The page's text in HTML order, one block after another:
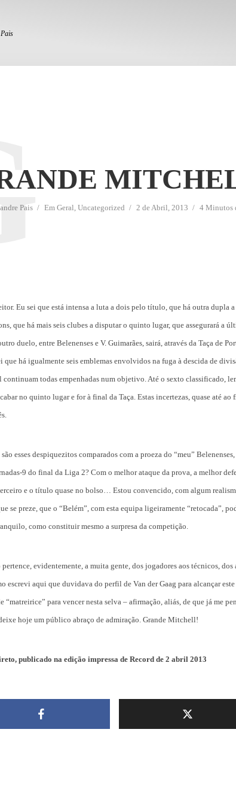
Pais Em Geral, Uncategorized 2 de Abril, 2013 4 Minutos
Eu sei que está intensa a luta a dois pelo título, que há outra dupla
que há mais seis clubes a disputar o quinto lugar, que assegurará a
duelo, entre Belenenses e V. Guimarães, sairá, através da Taça de
que há igualmente seis emblemas envolvidos na fuga à descida de
todas empenhadas num objetivo. Até o sexto classificado,
no quinto lugar e for à final da Taça. Estas incertezas, quase até
esses despiquezitos comparados com a proeza do “meu”
9 do final da Liga 2? Com o melhor ataque da prova, a melhor
e o título quase no bolso… Estou convencido, com algum
se preze, que o “Belém”, com esta equipa ligeiramente “retocada”,
como constituir mesmo a surpresa da competição.
evidentemente, a muita gente, dos jogadores aos técnicos,
escrevi aqui que duvidava do perfil de Van der Gaag para alcançar
“matreirice” para vencer nesta selva – afirmação, aliás, de que já me
hoje um público abraço de admiração. Grande Mitchell!
publicado na edição impressa de Record de 2 abril 2013